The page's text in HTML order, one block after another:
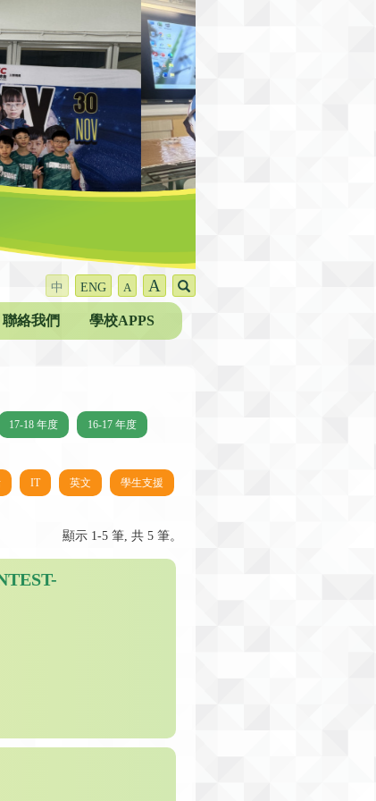
中 ENG A A
聯絡我們 學校APPS
17-18 年度 16-17 年度
IT 英文 學生支援
顯示 1-5 筆, 共 5 筆。